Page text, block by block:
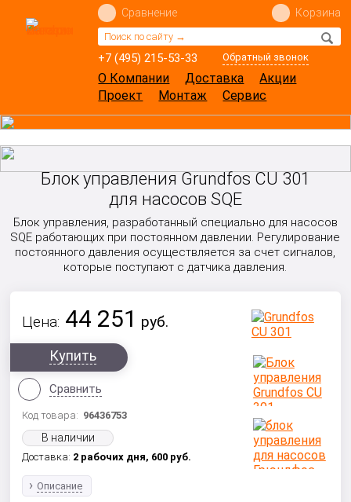
+7 (495) 215-53-33 Обратный звонок
Сравнение Корзина
О Компании Доставка
Акции
Проект
Монтаж Сервис
Блок управления Grundfos CU 301
для насосов SQE
Блок управления, разработанный специально для насосов
SQE работающих при постоянном давлении. Регулирование
постоянного давления осуществляется за счет сигналов,
которые поступают с датчика давления.
Цена: 44 251 руб.
Купить
Сравнить
Код товара: 96436753
В наличии
Доставка: 2 рабочих дня, 600 руб.
Описание